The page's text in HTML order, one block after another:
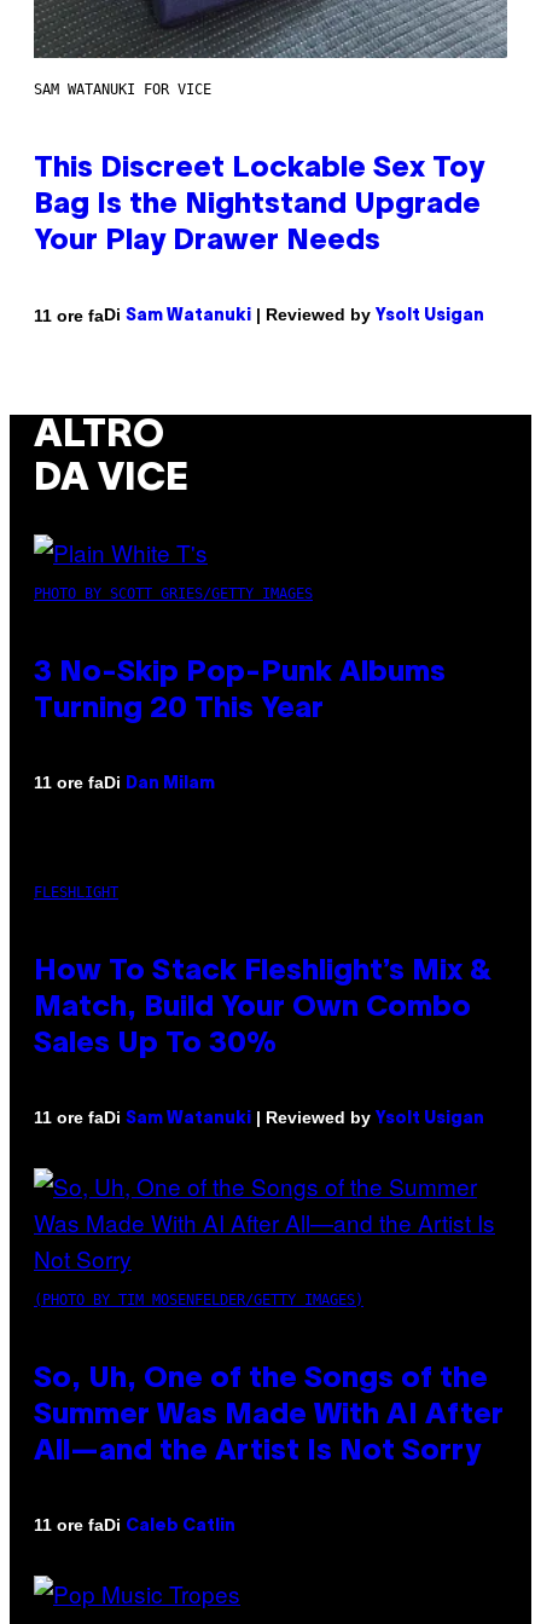
SAM WATANUKI FOR VICE
This Discreet Lockable Sex Toy
Bag Is the Nightstand Upgrade
Your Play Drawer Needs
11 ore faDi Sam Watanuki | Reviewed by Ysolt Usigan
ALTRO
DA VICE
PHOTO BY SCOTT GRIES/GETTY IMAGES
3 No-Skip Pop-Punk Albums
Turning 20 This Year
11 ore faDi Dan Milam
FLESHLIGHT
How To Stack Fleshlight’s Mix &
Match, Build Your Own Combo
Sales Up To 30%
11 ore faDi Sam Watanuki | Reviewed by Ysolt Usigan
(PHOTO BY TIM MOSENFELDER/GETTY IMAGES)
So, Uh, One of the Songs of the
Summer Was Made With AI After
All—and the Artist Is Not Sorry
11 ore faDi Caleb Catlin